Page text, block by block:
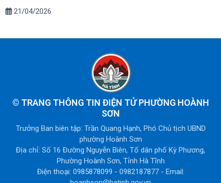
21/04/2026
© TRANG THÔNG TIN ĐIỆN TỬ PHƯỜNG HOÀNH
SƠN
Trưởng Ban biên tập: Trần Quang Hạnh, Phó Chủ tịch UBND
phường Hoành Sơn
Địa chỉ: Số 16 Đường Nguyễn Biên, Tổ dân phố Kỳ Phương,
Phường Hoành Sơn, Tỉnh Hà Tĩnh
Điện thoại: 0985878099 - 0982187877 - Email: